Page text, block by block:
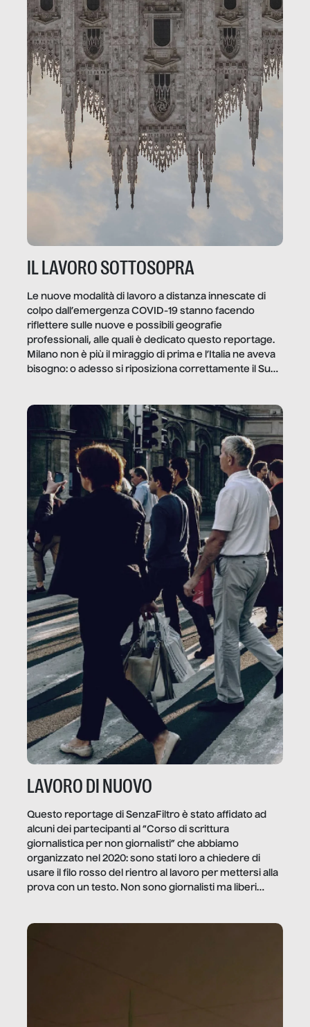
IL LAVORO SOTTOSOPRA
Le nuove modalità di lavoro a distanza innescate di
colpo dall’emergenza COVID-19 stanno facendo
riflettere sulle nuove e possibili geografie
professionali, alle quali è dedicato questo reportage.
Milano non è più il miraggio di prima e l’Italia ne aveva
bisogno: o adesso si riposiziona correttamente il Sud
LAVORO DI NUOVO
Questo reportage di SenzaFiltro è stato affidato ad
alcuni dei partecipanti al “Corso di scrittura
giornalistica per non giornalisti” che abbiamo
organizzato nel 2020: sono stati loro a chiedere di
usare il filo rosso del rientro al lavoro per mettersi alla
prova con un testo. Non sono giornalisti ma liberi